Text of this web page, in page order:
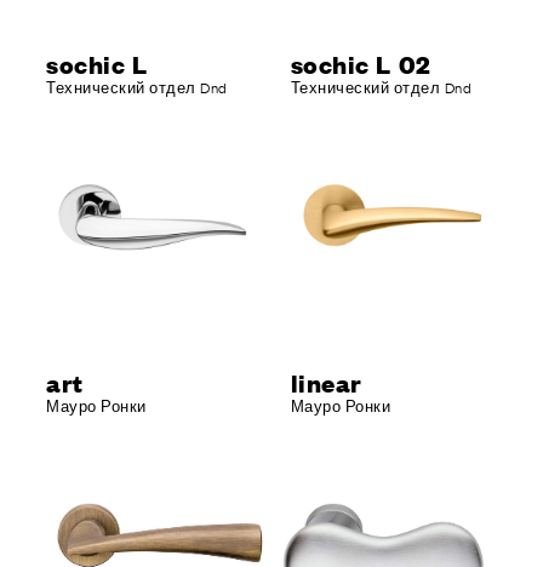
sochic L
Технический отдел Dnd
sochic L 02
Технический отдел Dnd
art
Мауро Ронки
linear
Мауро Ронки